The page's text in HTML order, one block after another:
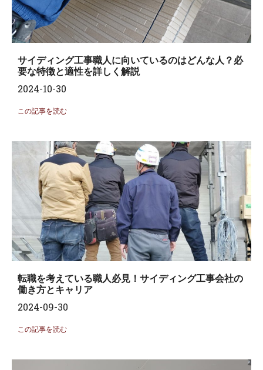
サイディング工事職人に向いているのはどんな人？必
要な特徴と適性を詳しく解説
2024-10-30
この記事を読む
転職を考えている職人必見！サイディング工事会社の
働き方とキャリア
2024-09-30
この記事を読む